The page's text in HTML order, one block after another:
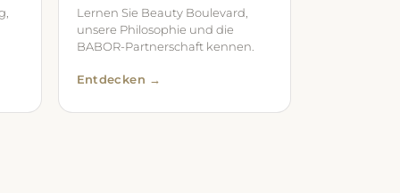
Lernen Sie Beauty Boulevard,
unsere Philosophie und die
BABOR-Partnerschaft kennen.
Entdecken →